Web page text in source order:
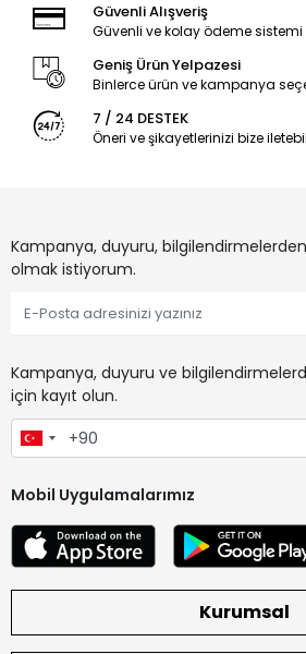
Güvenli Alışveriş
Güvenli ve kolay ödeme sistemi
Geniş Ürün Yelpazesi
Binlerce ürün ve kampanya
7 / 24 DESTEK
Öneri ve şikayetlerinizi bize
Kampanya, duyuru,
olmak istiyorum.
Kampanya, duyuru ve
için kayıt olun.
Mobil Uygulamalarımız
Kurumsal